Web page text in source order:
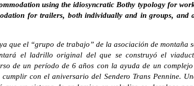
using the idiosyncratic Bothy typology for
for trailers, both individually and in groups, and
que el “grupo de trabajo” de la asociación de montaña
el ladrillo original del que se construyó el
de un período de 6 años con la ayuda de un
con el aniversario del Sendero Trans Pennine.